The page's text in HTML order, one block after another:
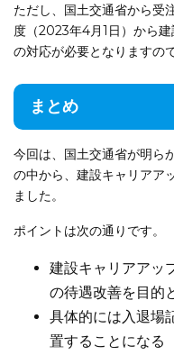
ただし、国土交通省から受
度（2023年4月1日）から建
の対応が必要となりますの
まとめ
今回は、国土交通省が明ら
の中から、建設キャリアア
ました。
ポイントは次の通りです。
建設キャリアアッ
の待遇改善を目的
具体的には入退場
置することになる